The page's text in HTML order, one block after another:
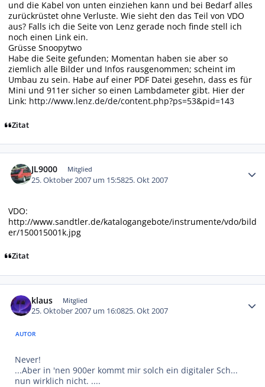
und die Kabel von unten einziehen kann und bei Bedarf alles
zurückrüstet ohne Verluste. Wie sieht den das Teil von VDO
aus? Falls ich die Seite von Lenz gerade noch finde stell ich
noch einen Link ein.
Grüsse Snoopytwo
Habe die Seite gefunden; Momentan haben sie aber so
ziemlich alle Bilder und Infos rausgenommen; scheint im
Umbau zu sein. Habe auf einer PDF Datei gesehn, dass es für
Mini und 911er sicher so einen Lambdameter gibt. Hier der
Link: http://www.lenz.de/de/content.php?ps=53&pid=143
Zitat
JL9000 Mitglied
25. Oktober 2007 um 15:5825. Okt 2007
VDO:
http://www.sandtler.de/katalogangebote/instrumente/vdo/bild
er/150015001k.jpg
Zitat
klaus Mitglied
25. Oktober 2007 um 16:0825. Okt 2007
AUTOR
Never!
...Aber in 'nen 900er kommt mir solch ein digitaler Sch...
nun wirklich nicht. ....